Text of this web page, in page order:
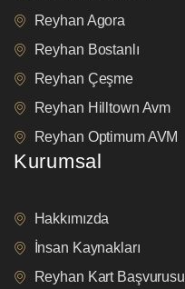
Reyhan Agora
Reyhan Bostanlı
Reyhan Çeşme
Reyhan Hilltown Avm
Reyhan Optimum AVM
Kurumsal
Hakkımızda
İnsan Kaynakları
Reyhan Kart Başvurusu